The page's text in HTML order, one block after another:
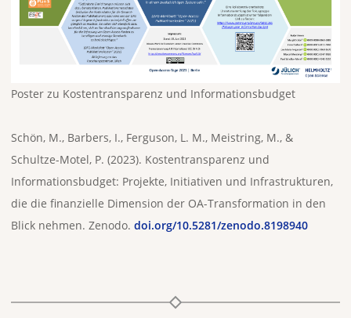
Poster zu Kostentransparenz und Informationsbudget
Schön, M., Barbers, I., Ferguson, L. M., Meistring, M., &
Schultze-Motel, P. (2023). Kostentransparenz und
Informationsbudget: Projekte, Initiativen und Infrastrukturen,
die die finanzielle Dimension der OA-Transformation in den
Blick nehmen. Zenodo. doi.org/10.5281/zenodo.8198940